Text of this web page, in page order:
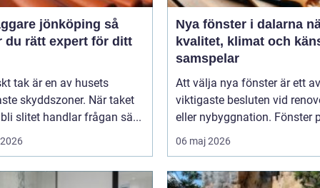
jönköping så
du rätt expert för ditt
tak är en av husets
skyddszoner. När taket
slitet handlar frågan sä...
Nya fönster i dalarna när
kvalitet, klimat och
samspelar
Att välja nya fönster är ett
viktigaste besluten vid
eller nybyggnation. Fönster
06 maj 2026